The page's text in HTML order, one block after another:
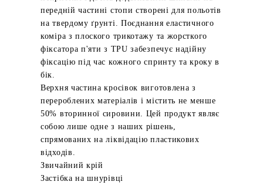
передній частині стопи створені для польотів
на твердому ґрунті. Поєднання еластичного
коміра з плоского трикотажу та жорсткого
фіксатора п'яти з TPU забезпечує надійну
фіксацію під час кожного спринту та кроку в
бік.
Верхня частина кросівок виготовлена з
перероблених матеріалів і містить не менше
50% вторинної сировини. Цей продукт являє
собою лише одне з наших рішень,
спрямованих на ліквідацію пластикових
відходів.
Звичайний крій
Застібка на шнурівці